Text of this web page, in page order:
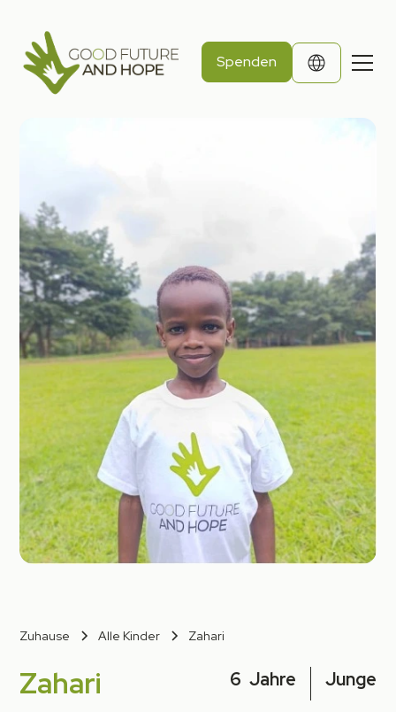
Spenden
Zuhause Alle Kinder Zahari
Zahari 6 Jahre Junge